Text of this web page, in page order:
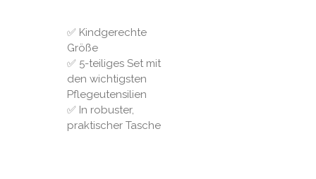
✅ Kindgerechte
Größe
✅ 5-teiliges Set mit
den wichtigsten
Pflegeutensilien
✅ In robuster,
praktischer Tasche